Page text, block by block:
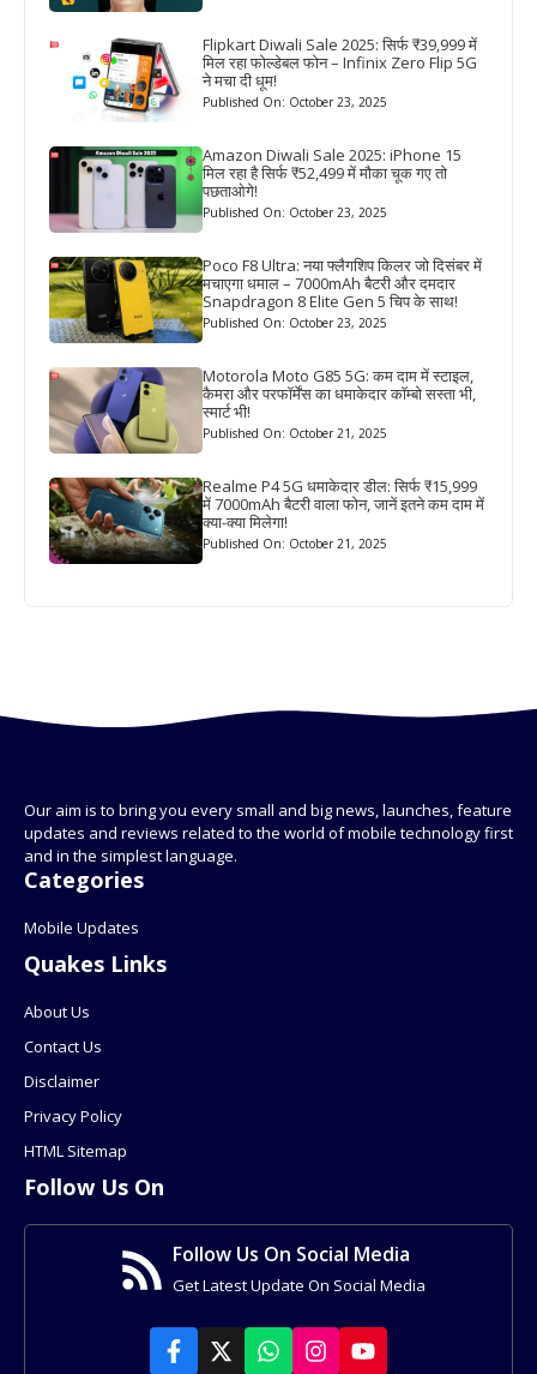
Flipkart Diwali Sale 2025: सिर्फ ₹39,999 में
मिल रहा फोल्डेबल फोन – Infinix Zero Flip 5G
ने मचा दी धूम!
Published On: October 23, 2025
Amazon Diwali Sale 2025: iPhone 15
मिल रहा है सिर्फ ₹52,499 में मौका चूक गए तो
पछताओगे!
Published On: October 23, 2025
Poco F8 Ultra: नया फ्लैगशिप किलर जो दिसंबर में
मचाएगा धमाल – 7000mAh बैटरी और दमदार
Snapdragon 8 Elite Gen 5 चिप के साथ!
Published On: October 23, 2025
Motorola Moto G85 5G: कम दाम में स्टाइल,
कैमरा और परफॉर्मेंस का धमाकेदार कॉम्बो सस्ता भी,
स्मार्ट भी!
Published On: October 21, 2025
Realme P4 5G धमाकेदार डील: सिर्फ ₹15,999
में 7000mAh बैटरी वाला फोन, जानें इतने कम दाम में
क्या-क्या मिलेगा!
Published On: October 21, 2025
Our aim is to bring you every small and big news, launches, feature
updates and reviews related to the world of mobile technology first
and in the simplest language.
Categories
Mobile Updates
Quakes Links
About Us
Contact Us
Disclaimer
Privacy Policy
HTML Sitemap
Follow Us On
Follow Us On Social Media
Get Latest Update On Social Media